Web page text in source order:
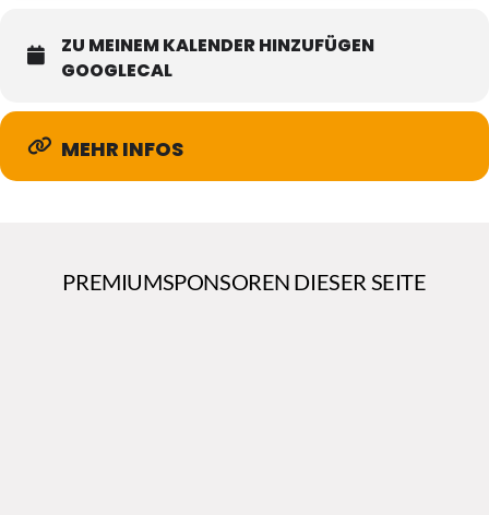
ZU MEINEM KALENDER HINZUFÜGEN
GOOGLECAL
MEHR INFOS
PREMIUMSPONSOREN DIESER SEITE